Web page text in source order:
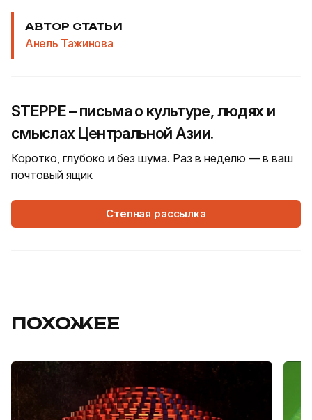
АВТОР СТАТЬИ
Анель Тажинова
STEPPE – письма о культуре, людях и
смыслах Центральной Азии.
Коротко, глубоко и без шума. Раз в неделю — в ваш
почтовый ящик
Степная рассылка
ПОХОЖЕЕ